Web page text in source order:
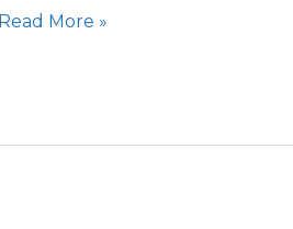
Read More »